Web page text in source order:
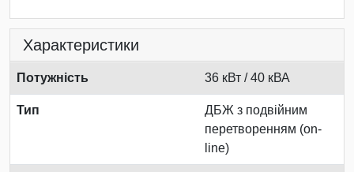
Характеристики
Потужність 36 кВт / 40 кВА
Тип
ДБЖ з подвійним
перетворенням (on-
line)